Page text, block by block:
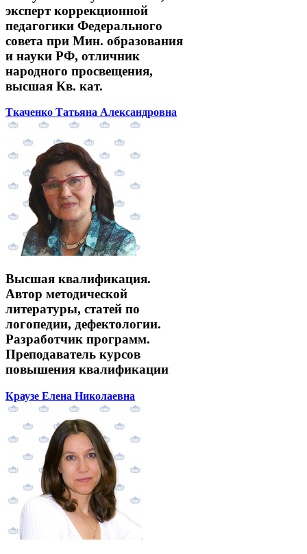
эксперт коррекционной
педагогики Федерального
совета при Мин. образования
и науки РФ, отличник
народного просвещения,
высшая Кв. кат.
Ткаченко Татьяна Александровна
Высшая квалификация.
Автор методической
литературы, статей по
логопедии, дефектологии.
Разработчик программ.
Преподаватель курсов
повышения квалификации
Краузе Елена Николаевна